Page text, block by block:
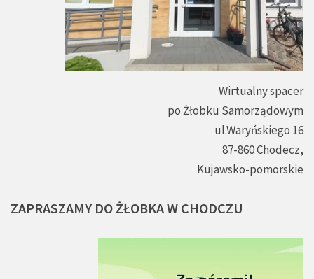
Wirtualny spacer
po Żłobku Samorządowym
ul.Waryńskiego 16
87-860 Chodecz,
Kujawsko-pomorskie
ZAPRASZAMY DOŻŁOBKAW CHODCZU